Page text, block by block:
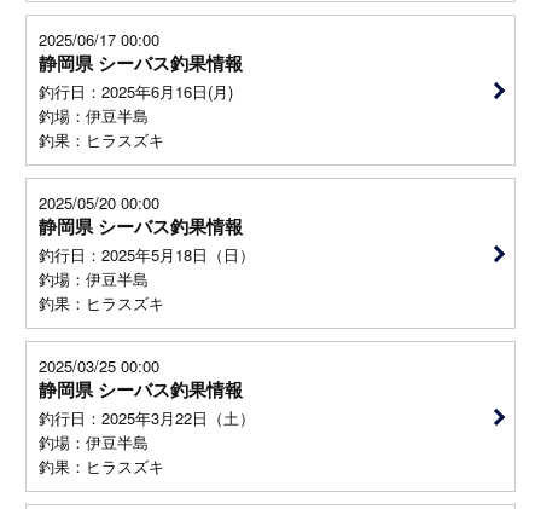
2025/06/17 00:00
静岡県 シーバス釣果情報
釣行日：2025年6月16日(月)
釣場：伊豆半島
釣果：ヒラスズキ
2025/05/20 00:00
静岡県 シーバス釣果情報
釣行日：2025年5月18日（日）
釣場：伊豆半島
釣果：ヒラスズキ
2025/03/25 00:00
静岡県 シーバス釣果情報
釣行日：2025年3月22日（土）
釣場：伊豆半島
釣果：ヒラスズキ